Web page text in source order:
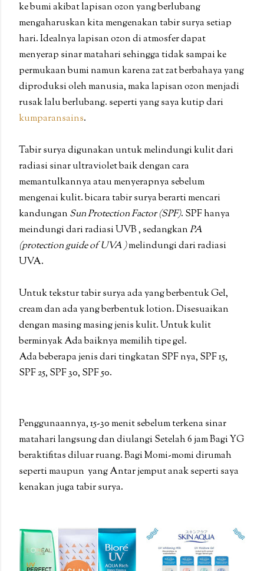
ke bumi akibat lapisan ozon yang berlubang
mengaharuskan kita mengenakan tabir surya setiap
hari. Idealnya lapisan ozon di atmosfer dapat
menyerap sinar matahari sehingga tidak sampai ke
permukaan bumi namun karena zat zat berbahaya yang
diproduksi oleh manusia, maka lapisan ozon menjadi
rusak lalu berlubang. seperti yang saya kutip dari
kumparansains.
Tabir surya digunakan untuk melindungi kulit dari
radiasi sinar ultraviolet baik dengan cara
memantulkannya atau menyerapnya sebelum
mengenai kulit. bicara tabir surya berarti mencari
kandungan Sun Protection Factor (SPF). SPF hanya
meindungi dari radiasi UVB , sedangkanPA
(protection guide of UVA )melindungi dari radiasi
UVA.
Untuk tekstur tabir surya ada yang berbentuk Gel,
cream dan ada yang berbentuk lotion. Disesuaikan
dengan masing masing jenis kulit. Untuk kulit
berminyak Ada baiknya memilih tipe gel.
Ada beberapa jenis dari tingkatan SPF nya, SPF 15,
SPF 25, SPF 30, SPF 50.
Penggunaannya, 15-30 menit sebelum terkena sinar
matahari langsung dan diulangi Setelah 6 jam Bagi YG
beraktifitas diluar ruang. Bagi Momi-momi dirumah
seperti maupun yang Antar jemput anak seperti saya
kenakan juga tabir surya.